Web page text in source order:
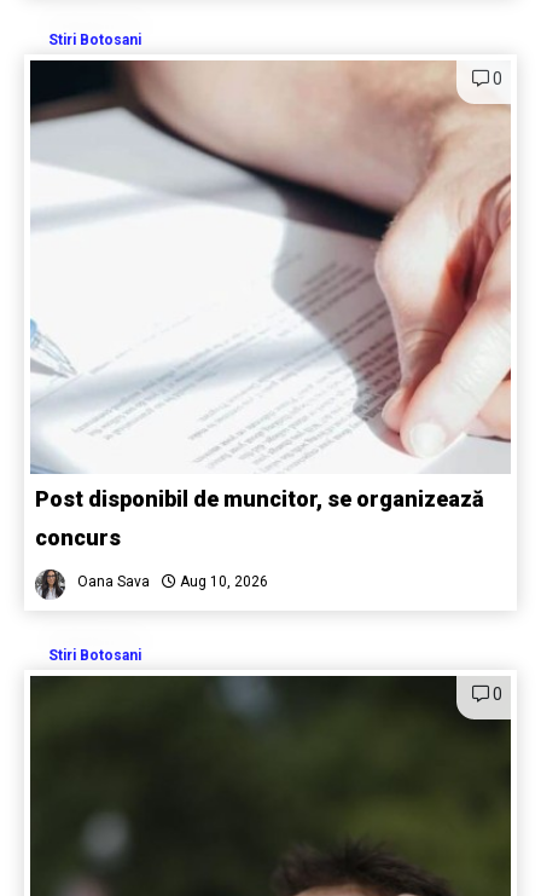
Stiri Botosani
0
Post disponibil de muncitor, se organizează
concurs
Oana Sava Aug 10, 2026
Stiri Botosani
0